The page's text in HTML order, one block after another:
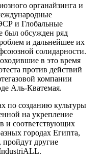
органайзинга и
и Глобальные
был обсужден ряд
и дальнейшее их
солидарности.
в это время
против действий
компании
Аль-Кватемая.
по созданию культуры
на укрепление
и соответствующих
городах Египта,
другие